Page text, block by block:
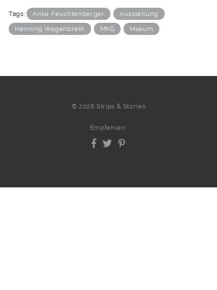
Tags: Anke Feuchtenberger Ausstellung
Henning Wagenbreth MKG Mseum
© 2026 Strips & Stories
Empfehlen: